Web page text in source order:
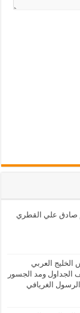
العربي
الجداول ومد الجسور
الغريافي